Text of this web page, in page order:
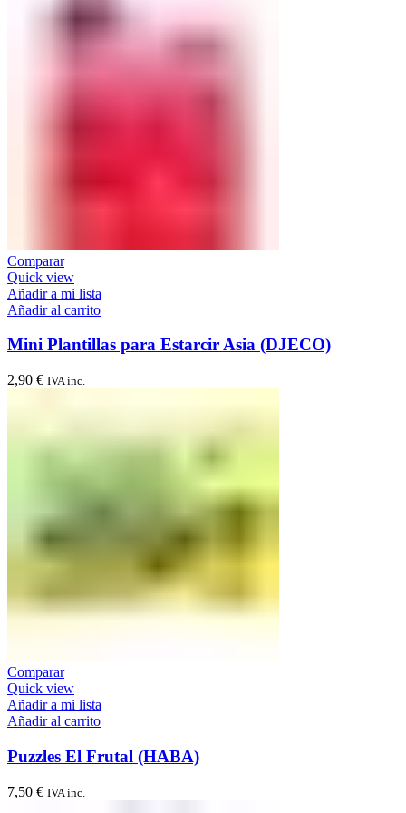
Comparar
Quick view
Añadir a mi lista
Añadir al carrito
Mini Plantillas para Estarcir Asia (DJECO)
2,90 € IVA inc.
Comparar
Quick view
Añadir a mi lista
Añadir al carrito
Puzzles El Frutal (HABA)
7,50 € IVA inc.